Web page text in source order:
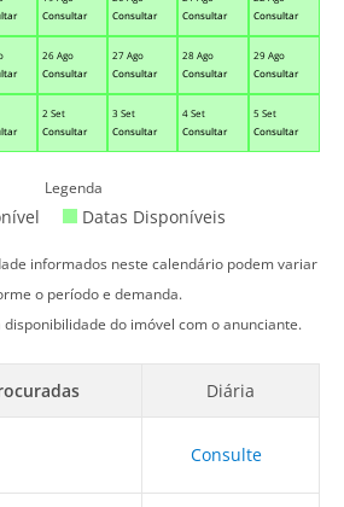
Consultar
Consultar
Consultar
Consultar
26 Ago
Consultar
27 Ago
Consultar
28 Ago
Consultar
29 Ago
Consultar
2 Set
Consultar
3 Set
Consultar
4 Set
Consultar
5 Set
Consultar
Legenda
Datas Disponíveis
informados neste calendário podem variar
o período e demanda.
do imóvel com o anunciante.
Diária
Consulte